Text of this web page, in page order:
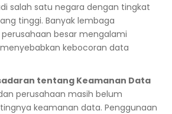
salah satu negara dengan tingkat
tinggi. Banyak lembaga
besar mengalami
kebocoran data
tentang Keamanan Data
perusahaan masih belum
keamanan data. Penggunaan